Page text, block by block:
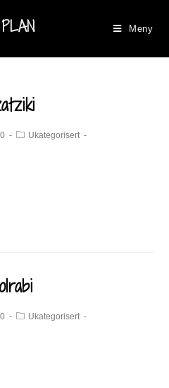
Meny
Ukategorisert
Ukategorisert